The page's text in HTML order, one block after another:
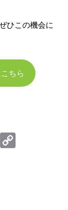
ひこの機会に
ちら
Pocket